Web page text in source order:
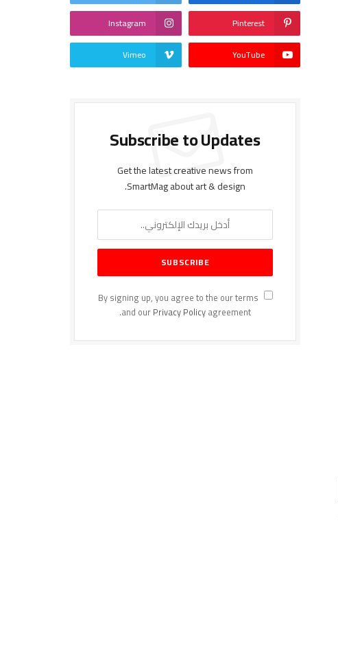
Pinterest
Instagram
YouTube
Vimeo
Subscribe to Updates
Get the latest creative news from
SmartMag about art & design.
By signing up, you agree to the our terms
and ourPrivacy Policyagreement.